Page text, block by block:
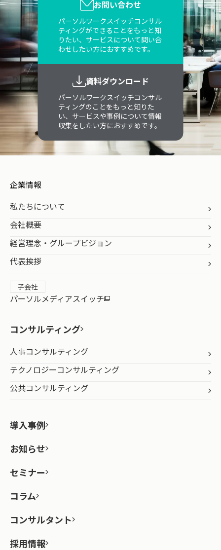
お問い合わせ
パーソルワークスイッチコンサル
ティングができることをもっと知
りたい、サービスについて問い合
わせしたい方におすすめです。
資料ダウンロード
パーソルワークスイッチコンサル
ティングのことをもっと知りた
い、サービスや事例について情報
収集をしたい方におすすめです。
企業情報
私たちについて
会社概要
経営理念・グループビジョン
代表挨拶
子会社
パーソルメディアスイッチ
コンサルティング
人事コンサルティング
テクノロジーコンサルティング
公共コンサルティング
導入事例
お知らせ
セミナー
コラム
コンサルタント
採用情報